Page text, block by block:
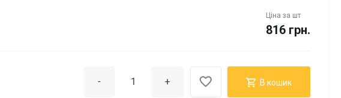
Ціна за шт
816 грн.
- + В кошик